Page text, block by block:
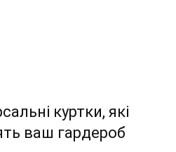
куртки, які
ваш гардероб